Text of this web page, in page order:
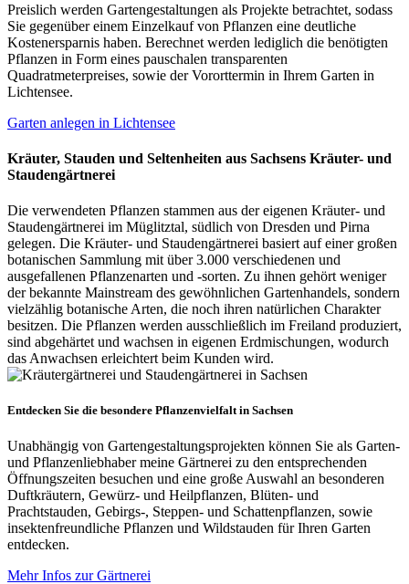
Preislich werden Gartengestaltungen als Projekte betrachtet, sodass
Sie gegenüber einem Einzelkauf von Pflanzen eine deutliche
Kostenersparnis haben. Berechnet werden lediglich die benötigten
Pflanzen in Form eines pauschalen transparenten
Quadratmeterpreises, sowie der Vororttermin in Ihrem Garten in
Lichtensee.
Garten anlegen in Lichtensee
Kräuter, Stauden und Seltenheiten aus Sachsens Kräuter- und
Staudengärtnerei
Die verwendeten Pflanzen stammen aus der eigenen Kräuter- und
Staudengärtnerei im Müglitztal, südlich von Dresden und Pirna
gelegen. Die Kräuter- und Staudengärtnerei basiert auf einer großen
botanischen Sammlung mit über 3.000 verschiedenen und
ausgefallenen Pflanzenarten und -sorten. Zu ihnen gehört weniger
der bekannte Mainstream des gewöhnlichen Gartenhandels, sondern
vielzählig botanische Arten, die noch ihren natürlichen Charakter
besitzen. Die Pflanzen werden ausschließlich im Freiland produziert,
sind abgehärtet und wachsen in eigenen Erdmischungen, wodurch
das Anwachsen erleichtert beim Kunden wird.
Entdecken Sie die besondere Pflanzenvielfalt in Sachsen
Unabhängig von Gartengestaltungsprojekten können Sie als Garten-
und Pflanzenliebhaber meine Gärtnerei zu den entsprechenden
Öffnungszeiten besuchen und eine große Auswahl an besonderen
Duftkräutern, Gewürz- und Heilpflanzen, Blüten- und
Prachtstauden, Gebirgs-, Steppen- und Schattenpflanzen, sowie
insektenfreundliche Pflanzen und Wildstauden für Ihren Garten
entdecken.
Mehr Infos zur Gärtnerei